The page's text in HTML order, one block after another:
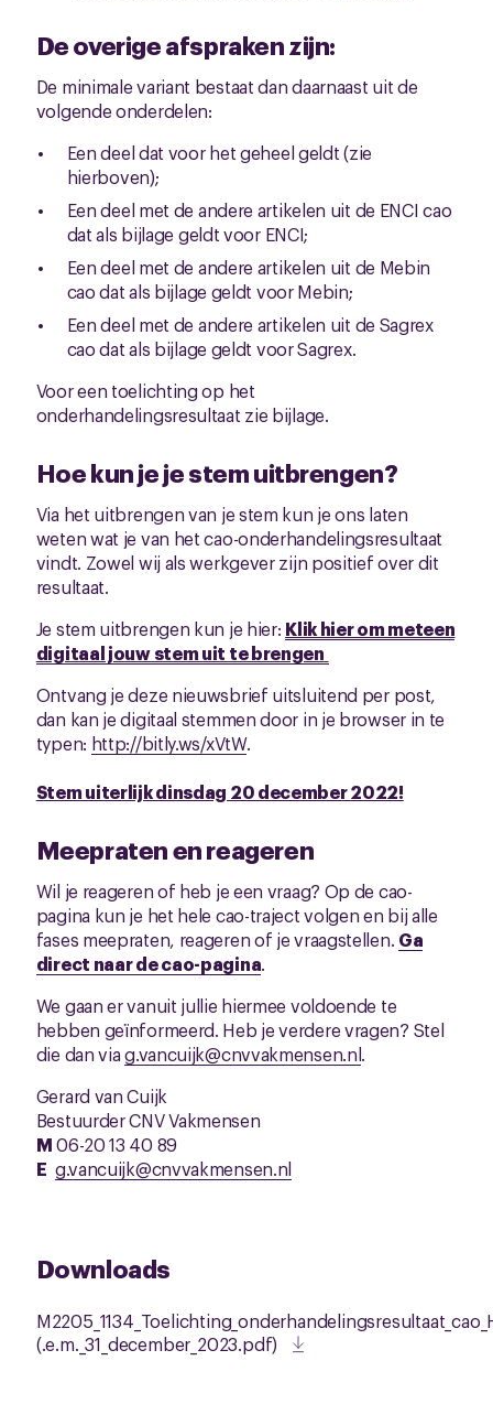
De overige afspraken zijn:
De minimale variant bestaat dan daarnaast uit de
volgende onderdelen:
Een deel dat voor het geheel geldt (zie
hierboven);
Een deel met de andere artikelen uit de ENCI cao
dat als bijlage geldt voor ENCI;
Een deel met de andere artikelen uit de Mebin
cao dat als bijlage geldt voor Mebin;
Een deel met de andere artikelen uit de Sagrex
cao dat als bijlage geldt voor Sagrex.
Voor een toelichting op het
onderhandelingsresultaat zie bijlage.
Hoe kun je je stem uitbrengen?
Via het uitbrengen van je stem kun je ons laten
weten wat je van het cao-onderhandelingsresultaat
vindt. Zowel wij als werkgever zijn positief over dit
resultaat.
Je stem uitbrengen kun je hier: Klik hier om meteen
digitaal jouw stem uit te brengen
Ontvang je deze nieuwsbrief uitsluitend per post,
dan kan je digitaal stemmen door in je browser in te
typen: http://bitly.ws/xVtW.
Stem uiterlijk dinsdag 20 december 2022!
Meepraten en reageren
Wil je reageren of heb je een vraag? Op de cao-
pagina kun je het hele cao-traject volgen en bij alle
fases meepraten, reageren of je vraagstellen. Ga
direct naar de cao-pagina.
We gaan er vanuit jullie hiermee voldoende te
hebben geïnformeerd. Heb je verdere vragen? Stel
die dan viag.vancuijk@cnvvakmensen.nl.
Gerard van Cuijk
Bestuurder CNV Vakmensen
M06-20 13 40 89
E g.vancuijk@cnvvakmensen.nl
Downloads
(.e.m._31_december_2023.pdf)